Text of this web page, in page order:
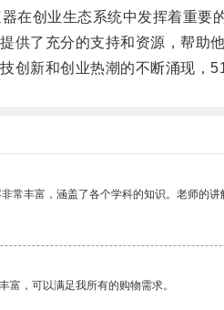
创业生态系统中发挥着重要的
了充分的支持和资源，帮助他
新和创业热潮的不断涌现，51
常丰富，涵盖了各个学科的知识。老师的讲
富，可以满足我所有的购物需求。